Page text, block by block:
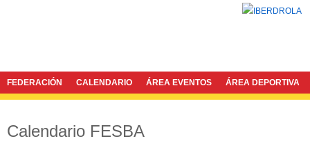
FEDERACIÓN CALENDARIO ÁREA EVENTOS ÁREA DEPORTIVA
Calendario FESBA